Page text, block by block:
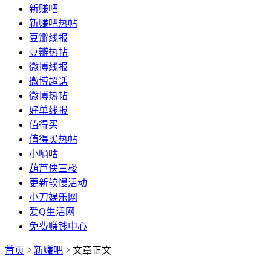
新赚吧
新赚吧热帖
豆瓣线报
豆瓣热帖
微博线报
微博超话
微博热帖
好单线报
值得买
值得买热帖
小嘀咕
葫芦侠三楼
更新较慢活动
小刀娱乐网
爱Q生活网
免费赚钱中心
首页 新赚吧 文章正文